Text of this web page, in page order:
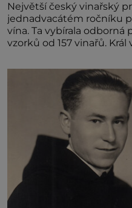
Největší český vinařský
jednadvacátém ročníku
vína. Ta vybírala odborná
vzorků